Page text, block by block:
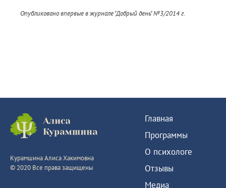
Опубликовано впервые в журнале "Добрый день" №3/2014 г.
Курамшина Алиса Хакимовна
© 2020 Все права защищены
Главная
Программы
О психологе
Отзывы
Медиа